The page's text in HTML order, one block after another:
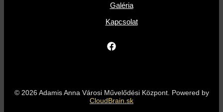
Galéria
Kapcsolat
© 2026 Adamis Anna Városi Művelődési Központ. Powered by
CloudBrain.sk